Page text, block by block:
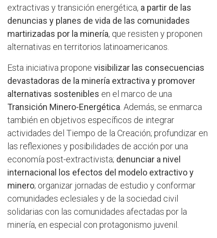
extractivas y transición energética, a partir de las
denuncias y planes de vida de las comunidades
martirizadas por la minería, que resisten y proponen
alternativas en territorios latinoamericanos.
Esta iniciativa propone visibilizar las consecuencias
devastadoras de la minería extractiva y promover
alternativas sostenibles en el marco de una
Transición Minero-Energética . Además, se enmarca
también en objetivos específicos de integrar
actividades del Tiempo de la Creación; profundizar en
las reflexiones y posibilidades de acción por una
economía post-extractivista; denunciar a nivel
internacional los efectos del modelo extractivo y
minero; organizar jornadas de estudio y conformar
comunidades eclesiales y de la sociedad civil
solidarias con las comunidades afectadas por la
minería, en especial con protagonismo juvenil.